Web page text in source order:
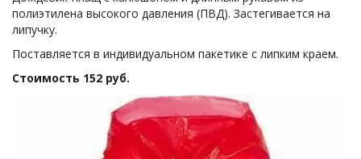
полиэтилена высокого давления (ПВД). Застегивается на
липучку.
Поставляется в индивидуальном пакетике с липким краем.
Стоимость 152 руб.